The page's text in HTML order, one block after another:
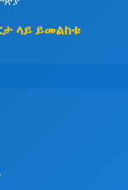
ላይ ይመልከቱ